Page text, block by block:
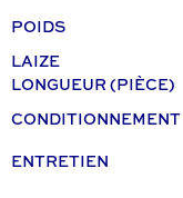
POIDS
LAIZE
LONGUEUR (PIÈCE)
CONDITIONNEMENT
ENTRETIEN